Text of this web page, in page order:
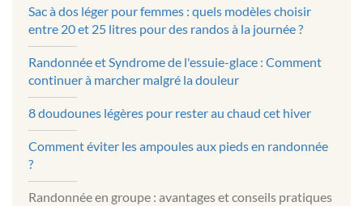
Sac à dos léger pour femmes : quels modèles choisir
entre 20 et 25 litres pour des randos à la journée ?
Randonnée et Syndrome de l'essuie-glace : Comment
continuer à marcher malgré la douleur
8 doudounes légères pour rester au chaud cet hiver
Comment éviter les ampoules aux pieds en randonnée
?
Randonnée en groupe : avantages et conseils pratiques